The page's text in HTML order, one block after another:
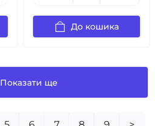
До кошика
Показати ще